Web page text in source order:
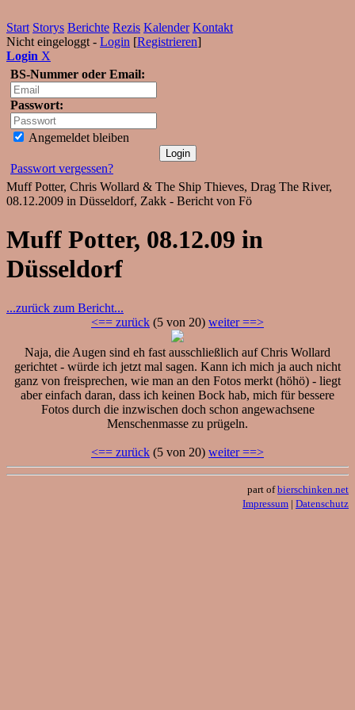
Start Storys Berichte Rezis Kalender Kontakt
Nicht eingeloggt - Login [Registrieren]
Login X
BS-Nummer oder Email:
Passwort:
Angemeldet bleiben
Passwort vergessen?
Muff Potter, Chris Wollard & The Ship Thieves, Drag The River,
08.12.2009 in Düsseldorf, Zakk - Bericht von Fö
Muff Potter, 08.12.09 in
Düsseldorf
...zurück zum Bericht...
<== zurück (5 von 20) weiter ==>
Naja, die Augen sind eh fast ausschließlich auf Chris Wollard
gerichtet - würde ich jetzt mal sagen. Kann ich mich ja auch nicht
ganz von freisprechen, wie man an den Fotos merkt (höhö) - liegt
aber einfach daran, dass ich keinen Bock hab, mich für bessere
Fotos durch die inzwischen doch schon angewachsene
Menschenmasse zu prügeln.
<== zurück (5 von 20) weiter ==>
part ofbierschinken.net
Impressum | Datenschutz